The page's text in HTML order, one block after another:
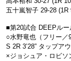
五十嵐智子 29-28 (1R
■第20試合 DEEPル
○水野竜也（フリー／
S 2R 3’28” タップア
×ジョシュア・ロビソ